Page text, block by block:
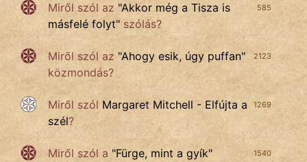
585
Miről szól az "Akkor még a Tisza is
másfelé folyt" szólás?
2123
Miről szól az "Ahogy esik, úgy puffan"
közmondás?
1269
Miről szól Margaret Mitchell - Elfújta a
szél?
1540
Miről szól a "Fürge, mint a gyík"